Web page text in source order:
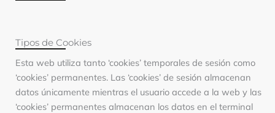
Tipos de Cookies
Esta web utiliza tanto ‘cookies’ temporales de sesión como
‘cookies’ permanentes. Las ‘cookies’ de sesión almacenan
datos únicamente mientras el usuario accede a la web y las
‘cookies’ permanentes almacenan los datos en el terminal